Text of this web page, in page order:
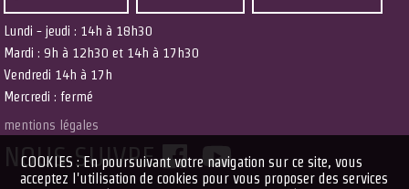
COOKIES : En poursuivant votre navigation sur ce site, vous
acceptez l'utilisation de cookies pour vous proposer des services
Lundi - jeudi : 14h à 18h30
Mardi : 9h à 12h30 et 14h à 17h30
Vendredi 14h à 17h
Mercredi : fermé
mentions légales
NOUS SUIVRE